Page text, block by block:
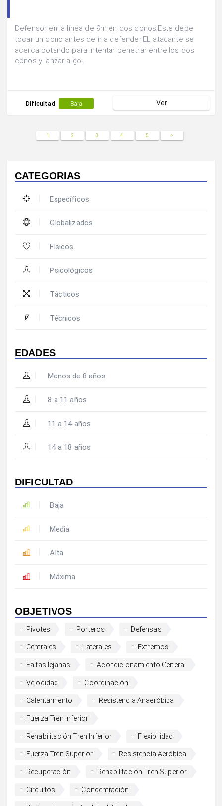
Defensor en la línea de 9m en dos conos.Este debe
tocar un cono antes de ir a defender.EL atacante se
acerca botando para intentar penetrar entre los dos
conos y lanzar a gol.
Dificultad Baja Ver
1 2 3 4 5 >
CATEGORIAS
Específicos
Globalizados
Físicos
Psicológicos
Tácticos
Técnicos
EDADES
Menos de 8 años
8 a 11 años
11 a 14 años
14 a 18 años
DIFICULTAD
Baja
Media
Alta
Máxima
OBJETIVOS
Pivotes Porteros Defensas
Centrales Laterales Extremos
Faltas lejanas Acondicionamiento General
Velocidad Coordinación
Calentamiento Resistencia Anaeróbica
Fuerza Tren Inferior
Rehabilitación Tren Inferior Flexibilidad
Fuerza Tren Superior Resistencia Aeróbica
Recuperación Rehabilitación Tren Superior
Circuitos Concentración